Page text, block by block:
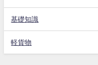
基礎知識
軽貨物